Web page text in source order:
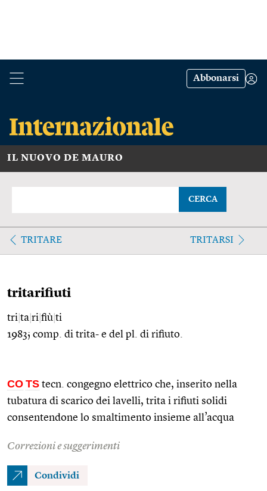
Abbonarsi
IL NUOVO DE MAURO
CERCA
TRITARE TRITARSI
tritarifiuti
tri ta ri fiù ti
1983; comp. di trita- e del pl. di rifiuto.
CO TS tecn. congegno elettrico che, inserito nella
tubatura di scarico dei lavelli, trita i rifiuti solidi
consentendone lo smaltimento insieme all’acqua
Correzioni e suggerimenti
Condividi